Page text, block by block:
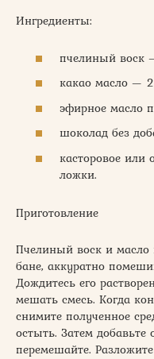
Ингредиенты:
пчелиный воск
какао масло —
эфирное масло
шоколад без
касторовое или
ложки.
Приготовление
Пчелиный воск и масло
бане, аккуратно
Дождитесь его
мешать смесь. Когда
снимите полученное
остыть. Затем
перемешайте.